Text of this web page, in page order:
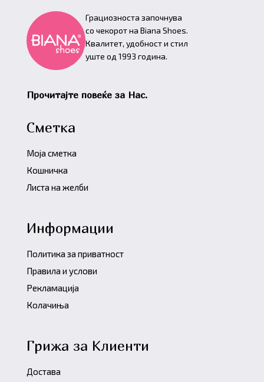
Грациозноста започнува
со чекорот на Biana Shoes.
Квалитет, удобност и стил
уште од 1993 година.
Прочитајте повеќе за Нас.
Сметка
Моја сметка
Кошничка
Листа на желби
Информации
Политика за приватност
Правила и услови
Рекламација
Колачиња
Грижа за Клиенти
Достава